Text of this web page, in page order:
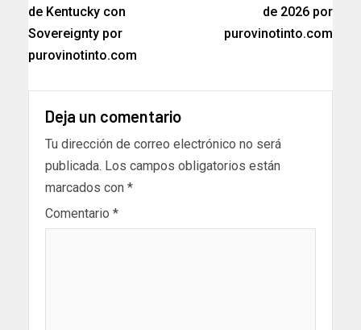
de Kentucky con
Sovereignty por
purovinotinto.com
de 2026 por
purovinotinto.com
Deja un comentario
Tu dirección de correo electrónico no será
publicada. Los campos obligatorios están
marcados con *
Comentario *